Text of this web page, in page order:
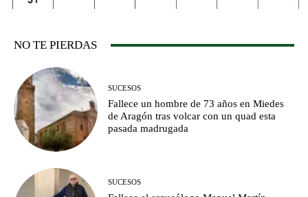
NO TE PIERDAS
SUCESOS
Fallece un hombre de 73 años en Miedes
de Aragón tras volcar con un quad esta
pasada madrugada
SUCESOS